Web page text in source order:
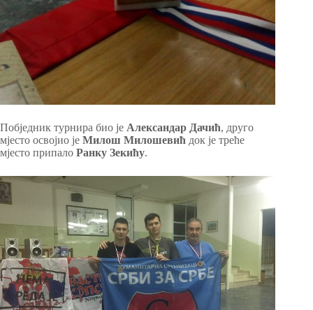
Побједник турнира био је Александар Дачић, друго
мјесто освојио је Милош Милошевић док је треће
мјесто припало Ранку Зекићу.